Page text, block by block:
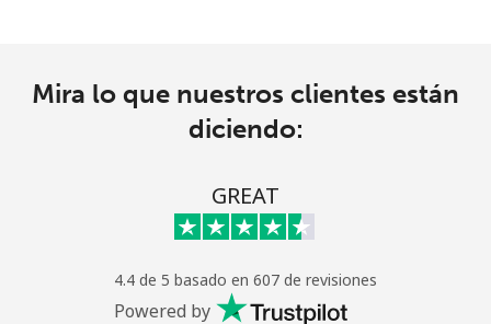
Mínimo 8 caracteres
Una letra mayúscula y una minúscula
Mira lo que nuestros clientes están
diciendo:
GREAT
4.4 de 5 basado en 607 de revisiones
Powered by